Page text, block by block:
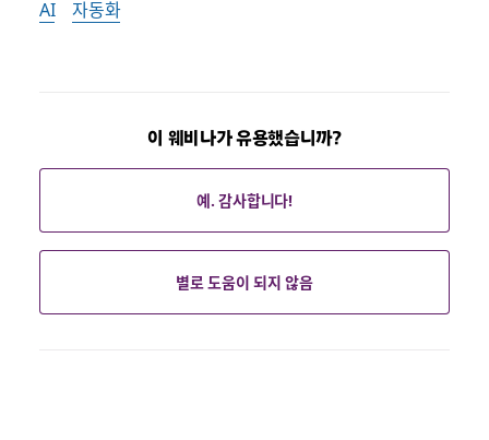
AI 자동화
이 웨비나가 유용했습니까?
예. 감사합니다!
별로 도움이 되지 않음